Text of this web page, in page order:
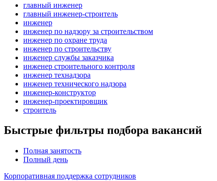
главный инженер
главный инженер-строитель
инженер
инженер по надзору за строительством
инженер по охране труда
инженер по строительству
инженер службы заказчика
инженер строительного контроля
инженер технадзора
инженер технического надзора
инженер-конструктор
инженер-проектировщик
строитель
Быстрые фильтры подбора вакансий
Полная занятость
Полный день
Корпоративная поддержка сотрудников